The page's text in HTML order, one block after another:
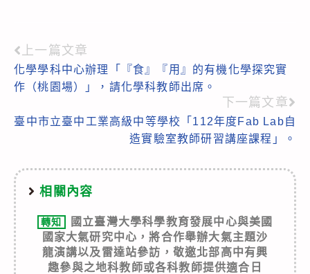
Read
more
上一篇文章
化學學科中心辦理「『食』『用』的有機化學探究實
作（桃園場）」，請化學科教師出席。
下一篇文章
臺中市立臺中工業高級中等學校「112年度Fab Lab自
造實驗室教師研習講座課程」。
相關內容
轉知
國立臺灣大學科學教育發展中心與美國
國家大氣研究中心，將合作舉辦大氣主題沙
龍演講以及雷達站參訪，敬邀北部高中有興
趣參與之地科教師或各科教師提供適合日